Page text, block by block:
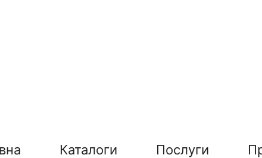
Каталоги Послуги